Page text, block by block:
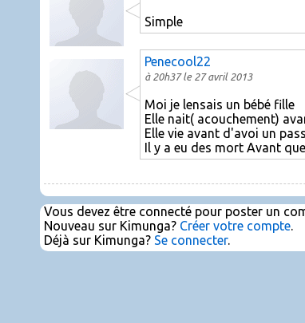
Simple
Penecool22
à 20h37 le 27 avril 2013
Moi je lensais un bébé fille
Elle nait( acouchement)
Elle vie avant d'avoi un
Il y a eu des mort Avant
Vous devez être connecté pour poster un
Nouveau sur Kimunga? Créer votre compte.
Déjà sur Kimunga? Se connecter.